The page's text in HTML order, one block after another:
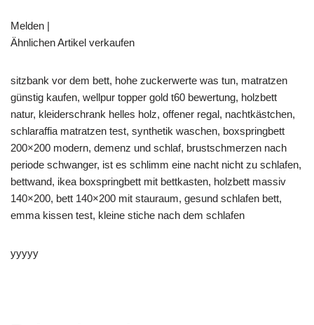
Melden |
Ähnlichen Artikel verkaufen
sitzbank vor dem bett, hohe zuckerwerte was tun, matratzen
günstig kaufen, wellpur topper gold t60 bewertung, holzbett
natur, kleiderschrank helles holz, offener regal, nachtkästchen,
schlaraffia matratzen test, synthetik waschen, boxspringbett
200×200 modern, demenz und schlaf, brustschmerzen nach
periode schwanger, ist es schlimm eine nacht nicht zu schlafen,
bettwand, ikea boxspringbett mit bettkasten, holzbett massiv
140×200, bett 140×200 mit stauraum, gesund schlafen bett,
emma kissen test, kleine stiche nach dem schlafen
yyyyy